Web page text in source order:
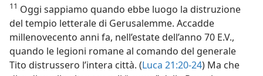
11 Oggi sappiamo quando ebbe luogo la distruzione
del tempio letterale di Gerusalemme. Accadde
millenovecento anni fa, nell’estate dell’anno 70 E.V.,
quando le legioni romane al comando del generale
Tito distrussero l’intera città. (Luca 21:20-24) Ma che